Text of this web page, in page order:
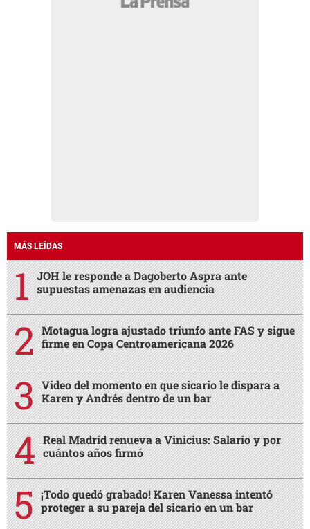
MÁS LEÍDAS
JOH le responde a Dagoberto Aspra ante
supuestas amenazas en audiencia
Motagua logra ajustado triunfo ante FAS y sigue
firme en Copa Centroamericana 2026
Video del momento en que sicario le dispara a
Karen y Andrés dentro de un bar
Real Madrid renueva a Vinicius: Salario y por
cuántos años firmó
¡Todo quedó grabado! Karen Vanessa intentó
proteger a su pareja del sicario en un bar